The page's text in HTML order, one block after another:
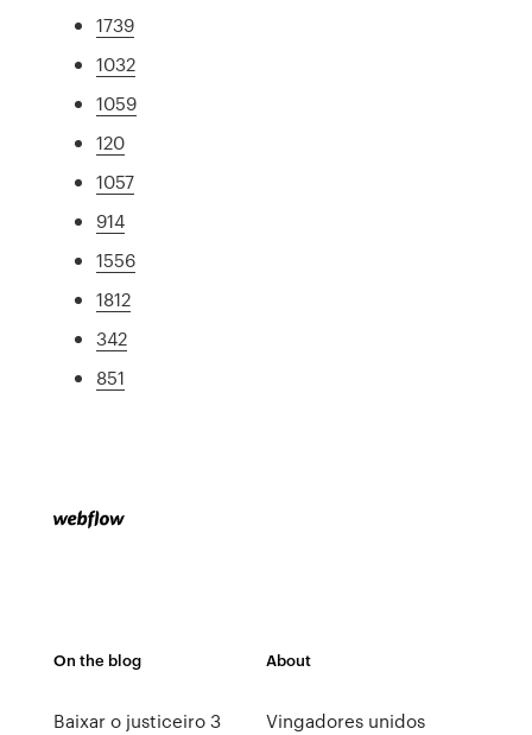
1739
1032
1059
120
1057
914
1556
1812
342
851
On the blog
Baixar o justiceiro 3
About
Vingadores unidos